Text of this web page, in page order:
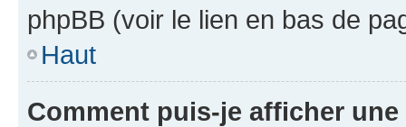
phpBB (voir le lien en bas de
Haut
Comment puis-je afficher